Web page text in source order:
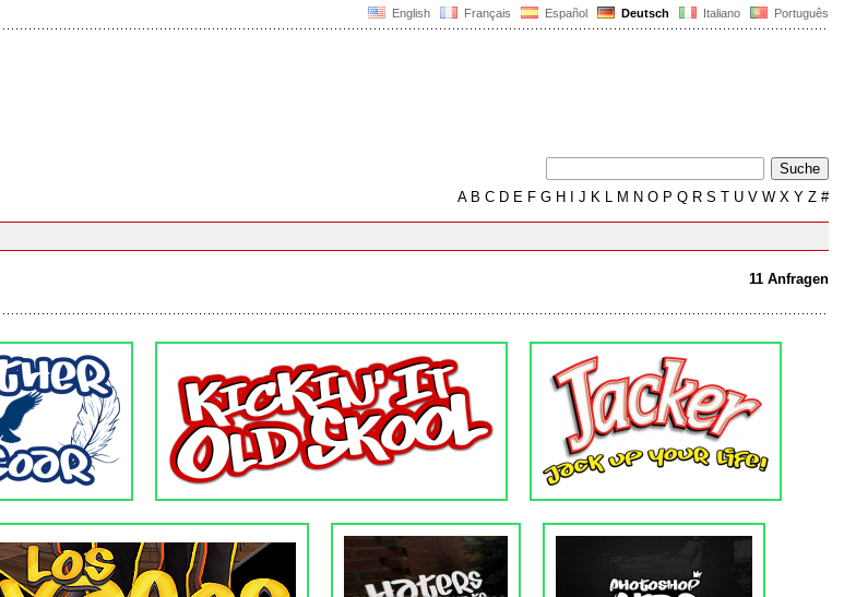
English Français Español Deutsch Italiano Português
AB C D E F G H J K L M N O P Q R S T U V W X Y Z #
11 Anfragen